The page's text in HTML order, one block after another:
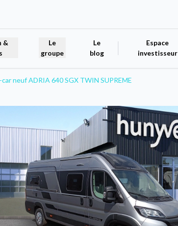
&
Le
groupe
Le
blog
Espace
investisseur
neuf ADRIA 640 SGX TWIN SUPREME